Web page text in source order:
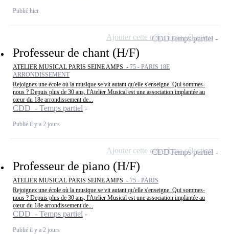
Publié hier
Professeur de chant (H/F)
ATELIER MUSICAL PARIS SEINE AMPS - 75 - PARIS 18E
ARRONDISSEMENT
Rejoignez une école où la musique se vit autant qu'elle s'enseigne. Qui sommes-
nous ? Depuis plus de 30 ans, l'Atelier Musical est une association implantée au
cœur du 18e arrondissement de...
CDD - Temps partiel
Publié il y a 2 jours
CDDTemps partiel
Ajouter cette offre à ma sélection
Professeur de piano (H/F)
ATELIER MUSICAL PARIS SEINE AMPS - 75 - PARIS
Rejoignez une école où la musique se vit autant qu'elle s'enseigne. Qui sommes-
nous ? Depuis plus de 30 ans, l'Atelier Musical est une association implantée au
cœur du 18e arrondissement de...
CDD - Temps partiel
Publié il y a 2 jours
CDDTemps partiel
Ajouter cette offre à ma sélection